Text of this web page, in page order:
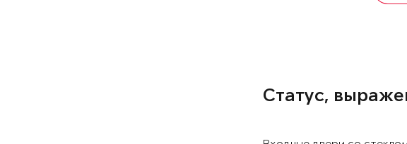
Статус,